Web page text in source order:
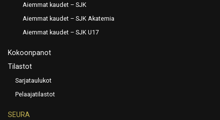
Aiemmat kaudet – SJK
Aiemmat kaudet – SJK Akatemia
Aiemmat kaudet – SJK U17
Kokoonpanot
Tilastot
Sarjataulukot
Pelaajatilastot
SEURA